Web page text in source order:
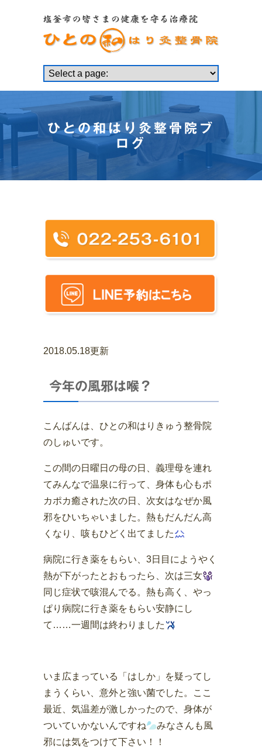
ひとの和はり灸整骨院ブ
ログ
2018.05.18更新
今年の風邪は喉？
こんばんは、ひとの和はりきゅう整骨院
のしゅいです。
この間の日曜日の母の日、義理母を連れ
てみんなで温泉に行って、身体も心もポ
カポカ癒された次の日、次女はなぜか風
邪をひいちゃいました。熱もだんだん高
くなり、咳もひどく出てました
病院に行き薬をもらい、3日目にようやく
熱が下がったとおもったら、次は三女
同じ症状で咳混んでる。熱も高く、やっ
ぱり病院に行き薬をもらい安静にし
て……一週間は終わりました
いま広まっている「はしか」を疑ってし
まうくらい、意外と強い菌でした。ここ
最近、気温差が激しかったので、身体が
ついていかないんですね
みなさんも風
邪には気をつけて下さい！！